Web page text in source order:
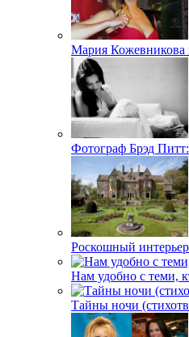
Мария Кожевникова
Фотограф Брэд
Роскошный
Нам удобно с теми,
Тайны ночи